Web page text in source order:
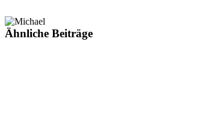
Ähnliche Beiträge